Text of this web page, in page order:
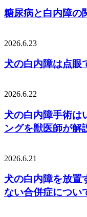
糖尿病と白内障の
2026.6.23
犬の白内障は点眼
2026.6.22
犬の白内障手術は
ングを獣医師が解
2026.6.21
犬の白内障を放置
ない合併症につい